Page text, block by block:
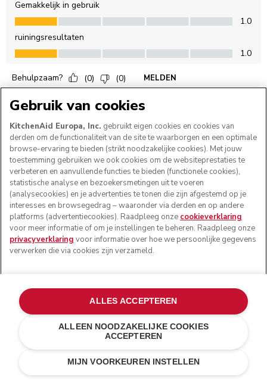
Kosten besparen€ 35,70
Gebruik van cookies
KitchenAid Europa, Inc. gebruikt eigen cookies en cookies van
derden om de functionaliteit van de site te waarborgen en een optimale
browse-ervaring te bieden (strikt noodzakelijke cookies). Met jouw
toestemming gebruiken we ook cookies om de websiteprestaties te
verbeteren en aanvullende functies te bieden (functionele cookies),
statistische analyse en bezoekersmetingen uit te voeren
(analysecookies) en je advertenties te tonen die zijn afgestemd op je
interesses en browsegedrag – waaronder via derden en op andere
platforms (advertentiecookies). Raadpleeg onze cookieverklaring
voor meer informatie of om je instellingen te beheren. Raadpleeg onze
privacyverklaring voor informatie over hoe we persoonlijke gegevens
verwerken die via cookies zijn verzameld.
MIJN VOORKEUREN INSTELLEN
ALLEEN NOODZAKELIJKE COOKIES
ACCEPTEREN
ALLES ACCEPTEREN